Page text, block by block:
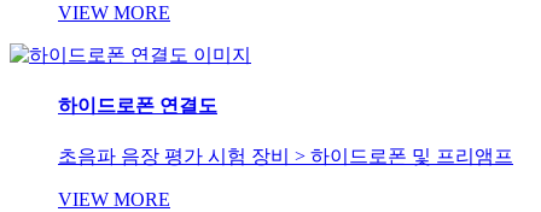
VIEW MORE
하이드로폰 연결도
초음파 음장 평가 시험 장비 > 하이드로폰 및 프리앰프
VIEW MORE